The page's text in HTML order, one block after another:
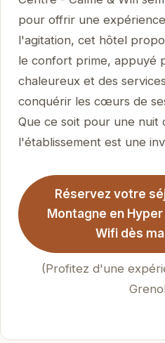
pour offrir une
l'agitation, cet hôtel
le confort prime, appuyé
chaleureux et des
conquérir les cœurs de
Que ce soit pour une nuit
l'établissement est une
Réservez votre
Montagne en
Wifi dès
(Profitez d'une